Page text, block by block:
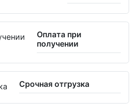
Оплата при
получении
Срочная отгрузка